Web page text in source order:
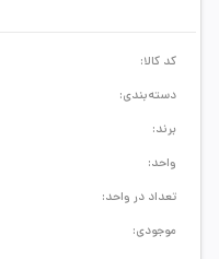
کد کالا:
دسته‌بندی:
برند:
واحد:
تعداد در واحد:
موجودی: